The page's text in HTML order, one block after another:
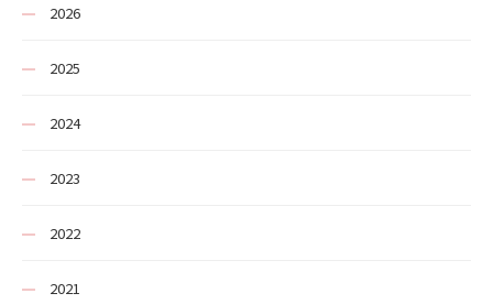
2026
2025
2024
2023
2022
2021